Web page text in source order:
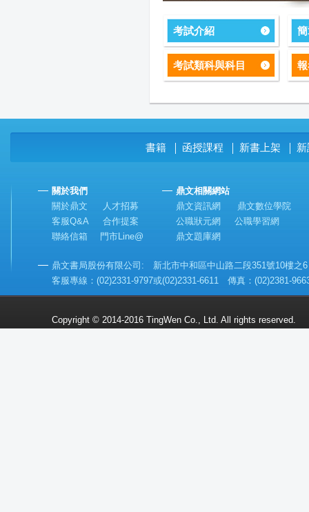
考試介紹
考試類科與科目
書籍 函授課程 新書上架
關於我們
關於鼎文
人才招募
客服Q&A
合作提案
聯絡信箱
門市Line@
鼎文相關網站
鼎文資訊網
鼎文數位學院
公職狀元網
公職學習網
鼎文題庫網
鼎文書局股份有限公司: 新北市中和區中山路二段351號10樓
客服專線：(02)2331-9797或(02)2331-6611 傳真：(02)2381-
Copyright © 2014-2016 TingWen Co., Ltd. All rights reserved.